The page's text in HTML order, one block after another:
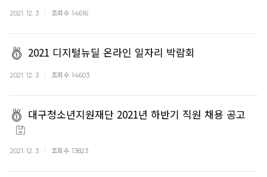
2021. 12. 3 조회수 14616
2021 디지털뉴딜 온라인 일자리 박람회
2021. 12. 3 조회수 14603
대구청소년지원재단 2021년 하반기 직원 채용 공고
2021. 12. 3 조회수 13823